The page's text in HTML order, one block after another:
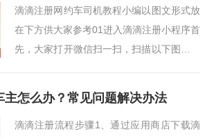
滴滴注册网约车司机教程小编以图文形式放
在下方供大家参考01进入滴滴注册小程序首
先，大家打开微信扫一扫，扫描以下图中的
下方的“立···
主怎么办？常见问题解决办法
滴滴注册流程步骤1、通过应用商店下载滴